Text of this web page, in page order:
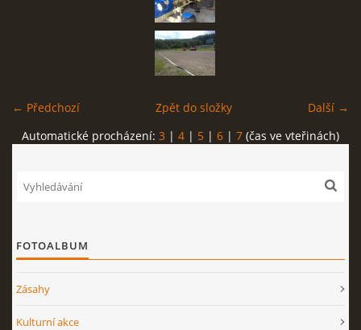
← Předchozí Další →
Zpět do složky
Automatické procházení: 3 | 4 | 5 | 6 | 7 (čas ve vteřinách)
FOTOALBUM
Zásahy
Kulturní akce